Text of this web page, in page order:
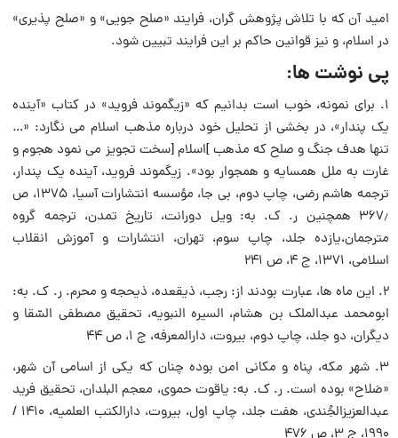
امید آن که با تلاش پژوهش گران، فرایند «صلح جویى» و «صلح پذیرى»
در اسلام، و نیز قوانین حاکم بر این فرایند تبیین شود.
پى نوشت ها:
۱. براى نمونه، خوب است بدانیم که «زیگموند فروید» در کتاب «آینده
یک پندار»، در بخشى از تحلیل خود درباره مذهب اسلام مى نگارد: «…
تنها هدف جنگ و صلح که مذهب ]اسلام [سخت تجویز مى نمود هجوم و
غارت به ملل همسایه و همجوار بود». زیگموند فروید، آینده یک پندار،
ترجمه هاشم رضى، چاپ دوم، بى جا، مؤسسه انتشارات آسیا، ۱۳۷۵، ص
۳۶۷٫ همچنین ر. ک. به: ویل دورانت، تاریخ تمدن، ترجمه گروه
مترجمان،یازده جلد، چاپ سوم، تهران، انتشارات و آموزش انقلاب
اسلامى، ۱۳۷۱، ج ۴، ص ۲۴۱
۲. این ماه ها، عبارت بودند از: رجب، ذیقعده، ذیحجه و محرم. ر. ک. به:
ابومحمد عبدالملک بن هشام، السیره النبویه، تحقیق مصطفى السّقا و
دیگران، دو جلد، چاپ دوم، بیروت، دارالمعرفه، ج ۱، ص ۴۴
۳. شهر مکه، پناه و مکانى امن بوده چنان که یکى از اسامى آن شهر،
«صَلاح» بوده است. ر. ک. به: یاقوت حموى، معجم البلدان، تحقیق فرید
عبدالعزیزالجُندى، هفت جلد، چاپ اول، بیروت، دارالکتب العلمیه، ۱۴۱۰ /